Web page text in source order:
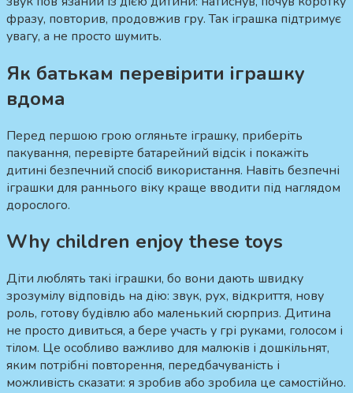
фразу, повторив, продовжив гру. Так іграшка підтримує
увагу, а не просто шумить.
Як батькам перевірити іграшку
вдома
Перед першою грою огляньте іграшку, приберіть
пакування, перевірте батарейний відсік і покажіть
дитині безпечний спосіб використання. Навіть безпечні
іграшки для раннього віку краще вводити під наглядом
дорослого.
Why children enjoy these toys
Діти люблять такі іграшки, бо вони дають швидку
зрозумілу відповідь на дію: звук, рух, відкриття, нову
роль, готову будівлю або маленький сюрприз. Дитина
не просто дивиться, а бере участь у грі руками, голосом і
тілом. Це особливо важливо для малюків і дошкільнят,
яким потрібні повторення, передбачуваність і
можливість сказати: я зробив або зробила це самостійно.